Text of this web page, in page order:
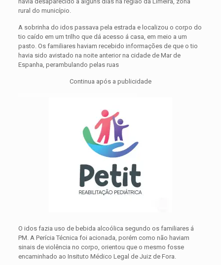
rural do município.
A sobrinha do idos passava pela estrada e localizou o corpo do
tio caído em um trilho que dá acesso á casa, em meio a um
pasto. Os familiares haviam recebido informações de que o tio
havia sido avistado na noite anterior na cidade de Mar de
Espanha, perambulando pelas ruas
Continua após a publicidade
O idos fazia uso de bebida alcoólica segundo os familiares á
PM. A Perícia Técnica foi acionada, porém como não haviam
sinais de violência no corpo, orientou que o mesmo fosse
encaminhado ao Insituto Médico Legal de Juiz de Fora.